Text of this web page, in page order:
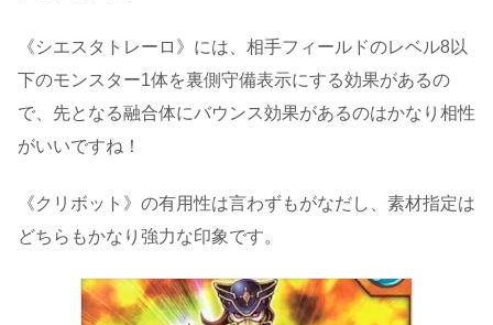
《シエスタトレーロ》には、相手フィールドのレベル8以
下のモンスター1体を裏側守備表示にする効果があるの
で、先となる融合体にバウンス効果があるのはかなり相性
がいいですね！
《クリボット》の有用性は言わずもがなだし、素材指定は
どちらもかなり強力な印象です。